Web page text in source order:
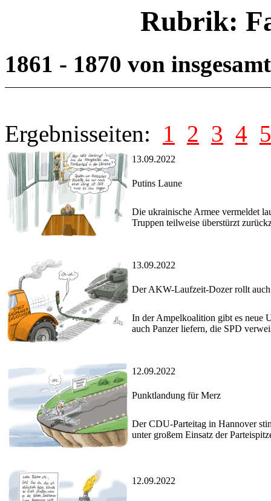
Rubrik:
1861 - 1870 von
Ergebnisseiten: 1 2 3 4 5
13.09.2022
Putins Laune
Die ukrainische Armee vermeldet
Truppen teilweise überstürzt
13.09.2022
Der AKW-Laufzeit-Dozer rollt auch
In der Ampelkoalition gibt es neue
auch Panzer liefern, die SPD
12.09.2022
Punktlandung für Merz
Der CDU-Parteitag in Hannover
unter großem Einsatz der
12.09.2022